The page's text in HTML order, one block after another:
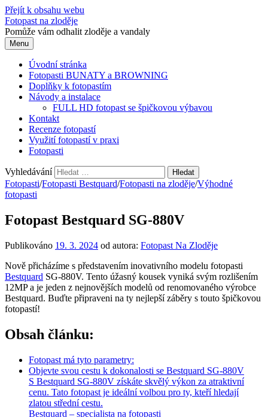
Přejít k obsahu webu
Fotopast na zloděje
Pomůže vám odhalit zloděje a vandaly
Menu
Úvodní stránka
Fotopasti BUNATY a BROWNING
Doplňky k fotopastím
Návody a instalace
FULL HD fotopast se špičkovou výbavou
Kontakt
Recenze fotopastí
Využití fotopastí v praxi
Fotopasti
Vyhledávání
Fotopasti/Fotopasti Bestquard/Fotopasti na zloděje/Výhodné
fotopasti
Fotopast Bestquard SG-880V
Publikováno 19. 3. 2024 od autora: Fotopast Na Zloděje
Nově přicházíme s představením inovativního modelu fotopasti
Bestquard SG-880V. Tento úžasný kousek vyniká svým rozlišením
12MP a je jeden z nejnovějších modelů od renomovaného výrobce
Bestquard. Buďte připraveni na ty nejlepší záběry s touto špičkovou
fotopastí!
Obsah článku:
Fotopast má tyto parametry:
Objevte svou cestu k dokonalosti se Bestquard SG-880V
S Bestquard SG-880V získáte skvělý výkon za atraktivní
cenu. Tato fotopast je ideální volbou pro ty, kteří hledají
zlatou střední cestu.
Bestquard – specialista na fotopasti